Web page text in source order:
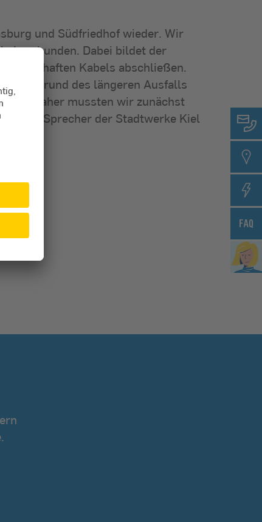
und Südfriedhof wieder. Wir
verbunden. Dabei bildet der
fehlerhaften Kabels abschließen.
des längeren Ausfalls
Daher mussten wir zunächst
Sprecher der Stadtwerke Kiel